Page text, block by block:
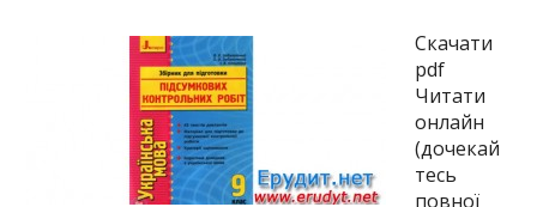
Скачати
pdf
Читати
онлайн
(дочекай
тесь
повної